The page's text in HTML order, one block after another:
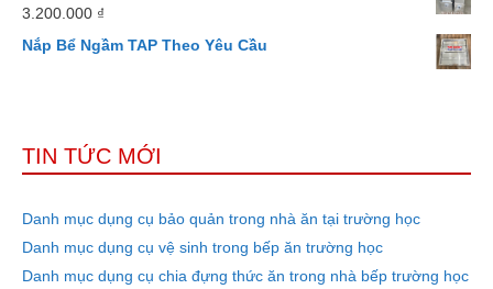
3.200.000 ₫
Nắp Bể Ngầm TAP Theo Yêu Cầu
TIN TỨC MỚI
Danh mục dụng cụ bảo quản trong nhà ăn tại trường học
Danh mục dụng cụ vệ sinh trong bếp ăn trường học
Danh mục dụng cụ chia đựng thức ăn trong nhà bếp trường học